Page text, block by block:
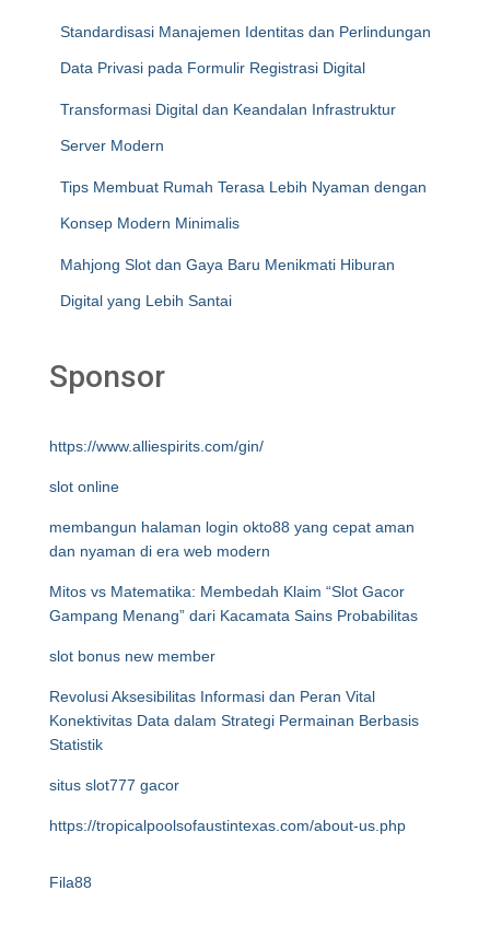
Standardisasi Manajemen Identitas dan Perlindungan
Data Privasi pada Formulir Registrasi Digital
Transformasi Digital dan Keandalan Infrastruktur
Server Modern
Tips Membuat Rumah Terasa Lebih Nyaman dengan
Konsep Modern Minimalis
Mahjong Slot dan Gaya Baru Menikmati Hiburan
Digital yang Lebih Santai
Sponsor
https://www.alliespirits.com/gin/
slot online
membangun halaman login okto88 yang cepat aman
dan nyaman di era web modern
Mitos vs Matematika: Membedah Klaim “Slot Gacor
Gampang Menang” dari Kacamata Sains Probabilitas
slot bonus new member
Revolusi Aksesibilitas Informasi dan Peran Vital
Konektivitas Data dalam Strategi Permainan Berbasis
Statistik
situs slot777 gacor
https://tropicalpoolsofaustintexas.com/about-us.php
Fila88